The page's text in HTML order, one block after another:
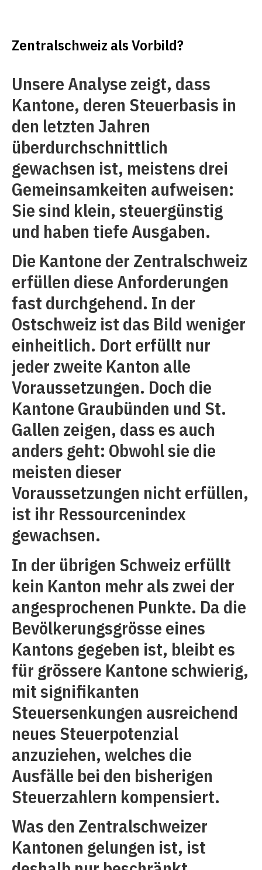
Zentralschweiz als Vorbild?
Unsere Analyse zeigt, dass
Kantone, deren Steuerbasis in
den letzten Jahren
überdurchschnittlich
gewachsen ist, meistens drei
Gemeinsamkeiten aufweisen:
Sie sind klein, steuergünstig
und haben tiefe Ausgaben.
Die Kantone der Zentralschweiz
erfüllen diese Anforderungen
fast durchgehend. In der
Ostschweiz ist das Bild weniger
einheitlich. Dort erfüllt nur
jeder zweite Kanton alle
Voraussetzungen. Doch die
Kantone Graubünden und St.
Gallen zeigen, dass es auch
anders geht: Obwohl sie die
meisten dieser
Voraussetzungen nicht erfüllen,
ist ihr Ressourcenindex
gewachsen.
In der übrigen Schweiz erfüllt
kein Kanton mehr als zwei der
angesprochenen Punkte. Da die
Bevölkerungsgrösse eines
Kantons gegeben ist, bleibt es
für grössere Kantone schwierig,
mit signifikanten
Steuersenkungen ausreichend
neues Steuerpotenzial
anzuziehen, welches die
Ausfälle bei den bisherigen
Steuerzahlern kompensiert.
Was den Zentralschweizer
Kantonen gelungen ist, ist